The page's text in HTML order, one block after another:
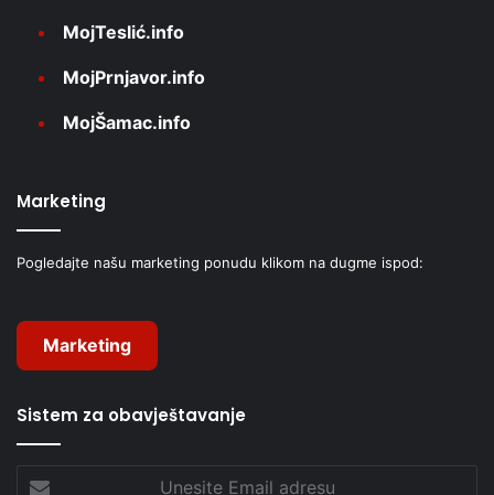
MojTeslić.info
MojPrnjavor.info
MojŠamac.info
Marketing
Pogledajte našu marketing ponudu klikom na dugme ispod:
Marketing
Sistem za obavještavanje